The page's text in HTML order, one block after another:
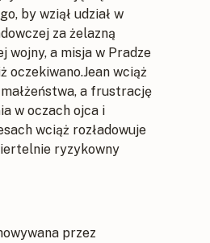
by wziął udział w
za żelazną
wojny, a misja w Pradze
oczekiwano.Jean wciąż
a frustrację
w oczach ojca i
wciąż rozładowuje
ryzykowny
przez